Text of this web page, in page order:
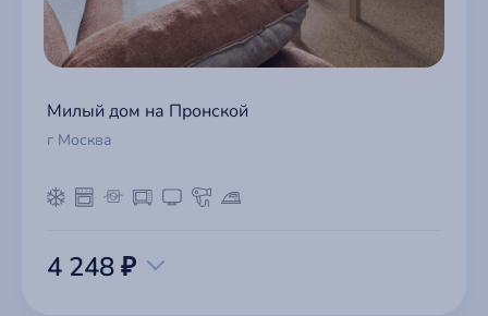
Милый дом на Пронской
г Москва
4 248 ₽